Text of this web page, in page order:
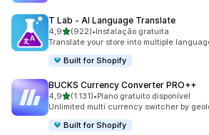
T Lab ‑ AI Language Translate
4,9de 5 estrelas
(922)
922 total de avaliações
•Instalação gratuita
Translate your store into multiple
Built for Shopify
BUCKS Currency Converter PRO++
4,9de 5 estrelas
(1.131)
1131 total de avaliações
•Plano gratuito disponível
Unlimited multi currency switcher by
Built for Shopify